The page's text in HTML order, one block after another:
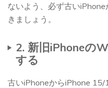
ないよう、必ず古い
きましょう。
2. 新旧iPhoneの
する
古いiPhoneからiPhone